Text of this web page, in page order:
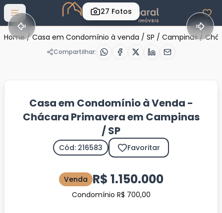
Abrir menu
27 Fotos
Home / Casa em Condomínio à venda / SP / Campinas /
Compartilhar:
Casa em Condomínio à Venda -
Chácara Primavera em Campinas
/ SP
Cód: 216583 Favoritar
Venda R$ 1.150.000
Condomínio R$ 700,00